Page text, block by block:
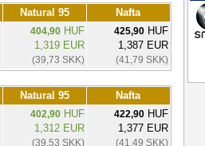
Natural 95 Nafta
404,90HUF
1,319 EUR
(39,73 SKK)
425,90HUF
1,387 EUR
(41,79 SKK)
Natural 95 Nafta
402,90HUF
1,312 EUR
(39,53 SKK)
422,90HUF
1,377 EUR
(41,49 SKK)